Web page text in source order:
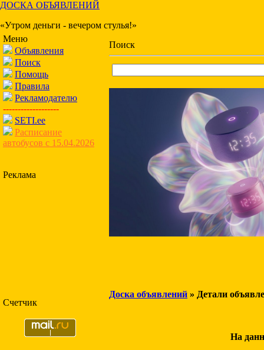
ДОСКА ОБЪЯВЛЕНИЙ
«Утром деньги - вечером стулья!»
Меню
Объявления
Поиск
Помощь
Правила
Рекламодателю
-------------------
SETI.ee
Расписание
автобусов с 15.04.2026
Реклама
Счетчик
Поиск
Доска объявлений » Детали
На